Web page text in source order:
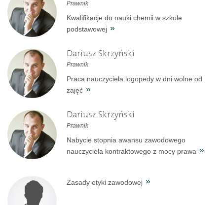
Prawnik
Kwalifikacje do nauki chemii w szkole
podstawowej
Dariusz Skrzyński
Prawnik
Praca nauczyciela logopedy w dni wolne od
zajęć
Dariusz Skrzyński
Prawnik
Nabycie stopnia awansu zawodowego
nauczyciela kontraktowego z mocy prawa
Zasady etyki zawodowej